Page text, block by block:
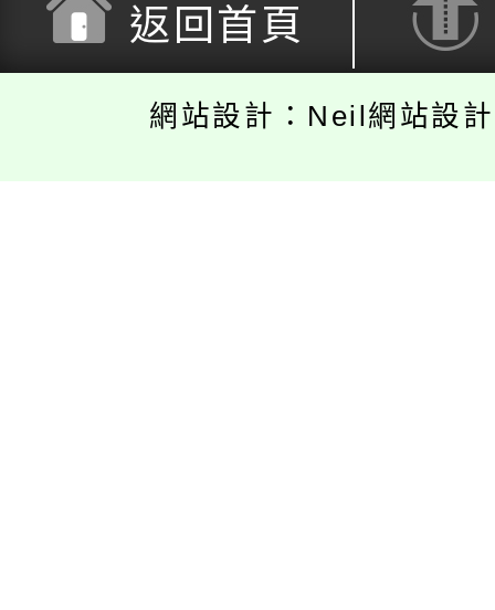
返回首頁
網站設計：Neil網站設